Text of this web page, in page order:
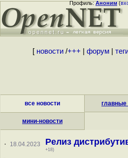
Профиль:Аноним(
[ новости/+++ форум|
все новости главные
мини-новости
· 18.04.2023 Релиз
+18)